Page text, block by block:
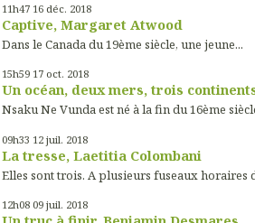
11h47 16 déc. 2018
Captive, Margaret Atwood
Dans le Canada du 19ème siècle, une jeune...
15h59 17 oct. 2018
Un océan, deux mers, trois
Nsaku Ne Vunda est né à la fin du 16ème
09h33 12 juil. 2018
La tresse, Laetitia Colombani
Elles sont trois. A plusieurs fuseaux horaires
12h08 09 juil. 2018